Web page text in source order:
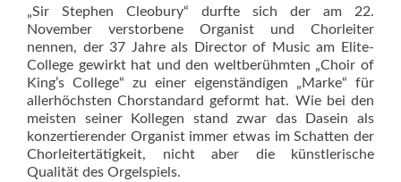
„Sir Stephen Cleobury“ durfte sich der am 22.
November verstorbene Organist und Chorleiter
nennen, der 37 Jahre als Director of Music am Elite-
College gewirkt hat und den weltberühmten „Choir of
King’s College“ zu einer eigenständigen „Marke“ für
allerhöchsten Chorstandard geformt hat. Wie bei den
meisten seiner Kollegen stand zwar das Dasein als
konzertierender Organist immer etwas im Schatten der
Chorleitertätigkeit, nicht aber die künstlerische
Qualität des Orgelspiels.